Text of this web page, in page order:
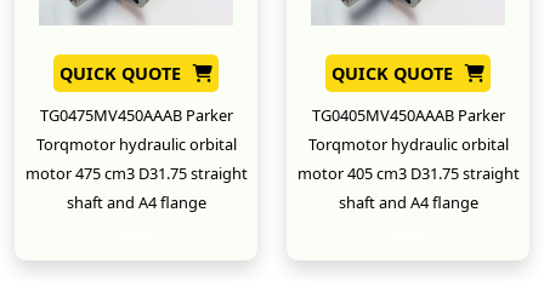
QUICK QUOTE
TG0475MV450AAAB Parker
Torqmotor hydraulic orbital
motor 475 cm3 D31.75 straight
shaft and A4 flange
QUICK QUOTE
TG0405MV450AAAB Parker
Torqmotor hydraulic orbital
motor 405 cm3 D31.75 straight
shaft and A4 flange